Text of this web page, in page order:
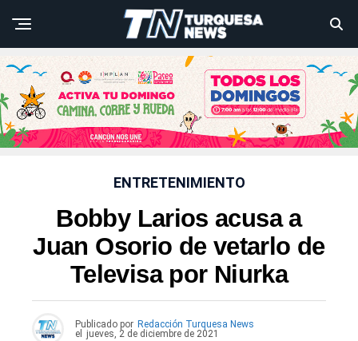
ENTRETENIMIENTO
Bobby Larios acusa a
Juan Osorio de vetarlo de
Televisa por Niurka
Publicado por Redacción Turquesa News
el
jueves, 2 de diciembre de 2021